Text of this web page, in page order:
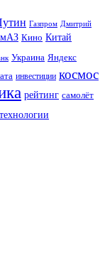
Газпром Дмитрий
Кино Китай
Украина Яндекс
инвестиции космос
рейтинг самолёт
технологии